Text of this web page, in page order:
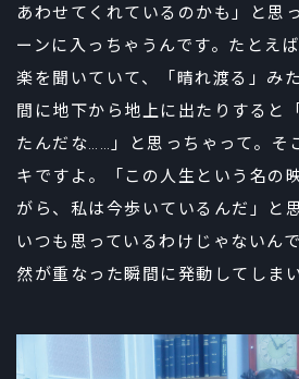
あわせてくれているのかも」と思
ーンに入っちゃうんです。たとえ
楽を聞いていて、「晴れ渡る」み
間に地下から地上に出たりすると
たんだな……」と思っちゃって。そ
キですよ。「この人生という名の
がら、私は今歩いているんだ」と
いつも思っているわけじゃないん
然が重なった瞬間に発動してしま